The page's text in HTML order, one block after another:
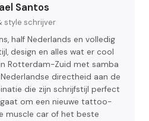
Santos
style schrijver
half Nederlands en volledig
design en alles wat er cool
Rotterdam-Zuid met samba
directheid aan de
die zijn schrijfstijl perfect
om een nieuwe tattoo-
muscle car of het beste